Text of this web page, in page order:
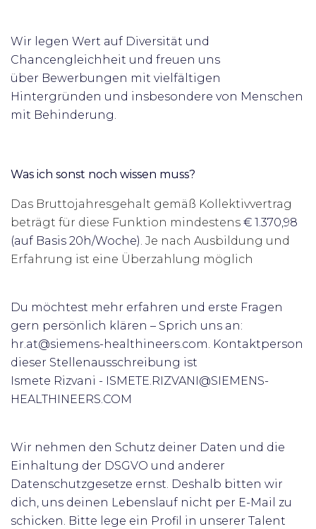
Wir legen Wert auf Diversität und
Chancengleichheit und freuen uns
über Bewerbungen mit vielfältigen
Hintergründen und insbesondere von Menschen
mit Behinderung.
Was ich sonst noch wissen muss?
Das Bruttojahresgehalt gemäß Kollektivvertrag
beträgt für diese Funktion mindestens € 1.370,98
(auf Basis 20h/Woche). Je nach Ausbildung und
Erfahrung ist eine Überzahlung möglich
Du möchtest mehr erfahren und erste Fragen
gern persönlich klären – Sprich uns an:
hr.at@siemens-healthineers.com. Kontaktperson
dieser Stellenausschreibung ist
Ismete Rizvani - ISMETE.RIZVANI@SIEMENS-
HEALTHINEERS.COM
Wir nehmen den Schutz deiner Daten und die
Einhaltung der DSGVO und anderer
Datenschutzgesetze ernst. Deshalb bitten wir
dich, uns deinen Lebenslauf nicht per E-Mail zu
schicken. Bitte lege ein Profil in unserer Talent